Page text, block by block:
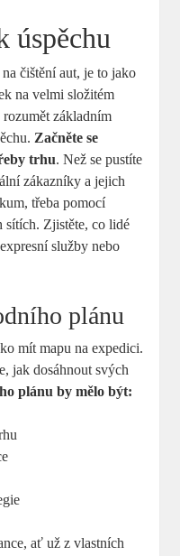
úspěchu
čištění aut, je to jako
na velmi složitém
základním
Začněte se
trhu. Než se pustíte
zákazníky a jejich
třeba pomocí
sítích. Zjistěte, co lidé
služby nebo
plánu
mít mapu na expedici.
jak dosáhnout svých
plánu by mělo být:
ať už z vlastních